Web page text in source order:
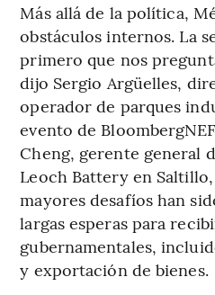
Más allá de la política,
obstáculos internos. La
primero que nos
dijo Sergio Argüelles,
operador de parques
evento de
Cheng, gerente general
Leoch Battery en
mayores desafíos han
largas esperas para
gubernamentales,
y exportación de bienes.